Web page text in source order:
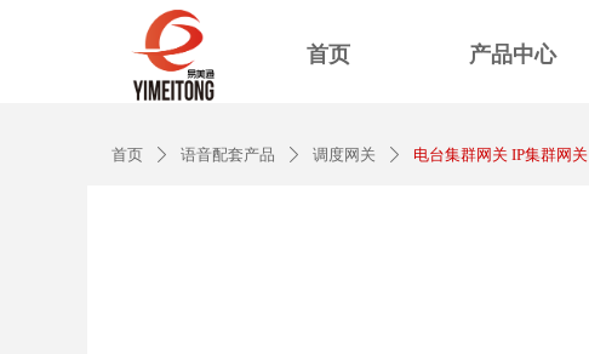
首页 产品中心
首页 ꄲ 语音配套产品 ꄲ 调度网关 ꄲ 电台集群网关 IP集群网关